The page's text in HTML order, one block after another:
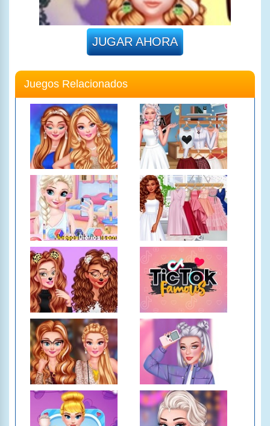
JUGAR AHORA
Juegos Relacionados